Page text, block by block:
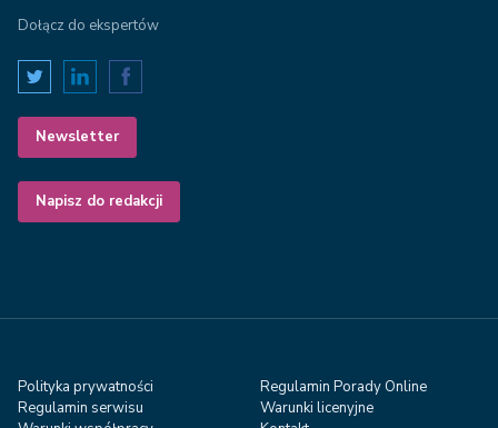
Dołącz do ekspertów
Newsletter
Napisz do redakcji
Polityka prywatności
Regulamin Porady Online
Regulamin serwisu
Warunki licenyjne